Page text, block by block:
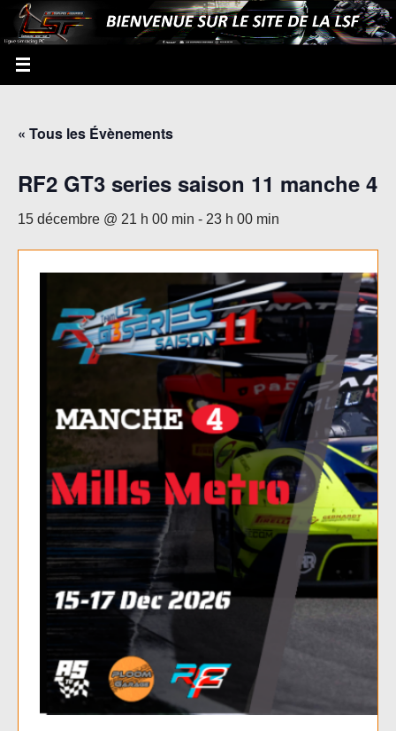
« Tous les Évènements
RF2 GT3 series saison 11 manche 4
15 décembre @ 21 h 00 min - 23 h 00 min